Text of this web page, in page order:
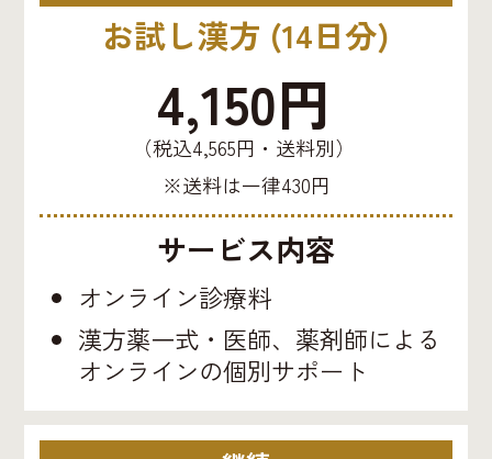
お試し漢方 (14日分)
4,150円
（税込4,565円・送料別）
※送料は一律430円
サービス内容
オンライン診療料
漢方薬一式・医師、薬剤師による
オンラインの個別サポート